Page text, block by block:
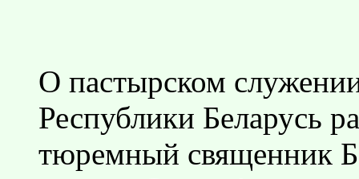
О пастырском
Республики Беларусь
тюремный священник